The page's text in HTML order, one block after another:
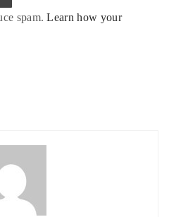
spam.Learn how your